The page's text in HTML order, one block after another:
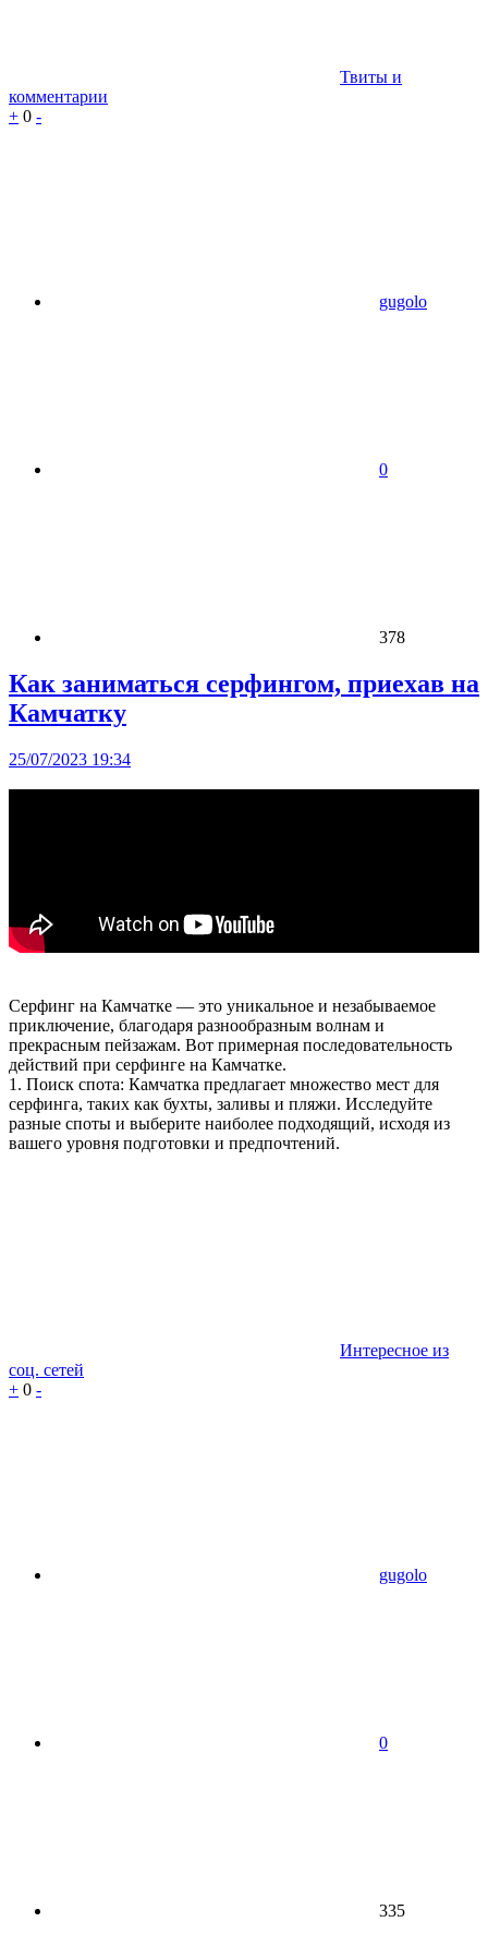
Твиты и
комментарии
+ 0 -
gugolo
0
378
Как заниматься серфингом, приехав на
Камчатку
25/07/2023 19:34
Серфинг на Камчатке — это уникальное и незабываемое
приключение, благодаря разнообразным волнам и
прекрасным пейзажам. Вот примерная последовательность
действий при серфинге на Камчатке.
1. Поиск спота: Камчатка предлагает множество мест для
серфинга, таких как бухты, заливы и пляжи. Исследуйте
разные споты и выберите наиболее подходящий, исходя из
вашего уровня подготовки и предпочтений.
Интересное из
соц. сетей
+ 0 -
gugolo
0
335